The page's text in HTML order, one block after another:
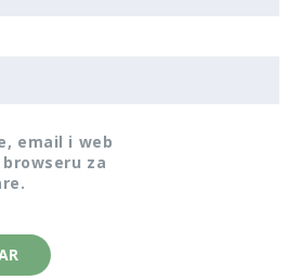
email i web
za